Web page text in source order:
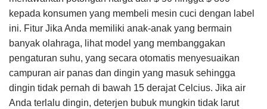
kepada konsumen yang membeli mesin cuci dengan label
ini. Fitur Jika Anda memiliki anak-anak yang bermain
banyak olahraga, lihat model yang membanggakan
pengaturan suhu, yang secara otomatis menyesuaikan
campuran air panas dan dingin yang masuk sehingga
dingin tidak pernah di bawah 15 derajat Celcius. Jika air
Anda terlalu dingin, deterjen bubuk mungkin tidak larut